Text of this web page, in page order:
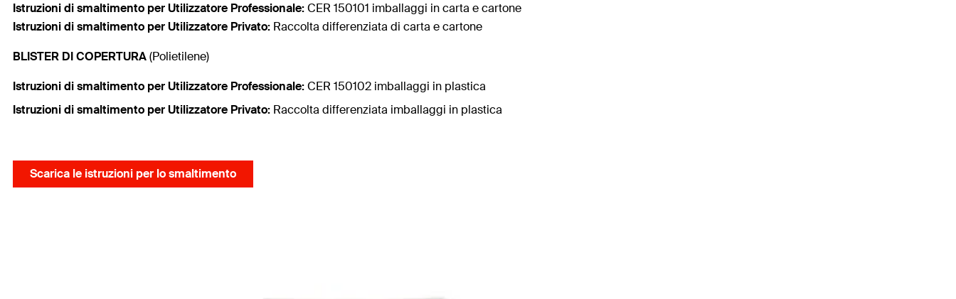
Istruzioni di smaltimento per Utilizzatore Professionale:CER 150101 imballaggi in carta e cartone
Istruzioni di smaltimento per Utilizzatore Privato: Raccolta differenziata di carta e cartone
BLISTER DI COPERTURA(Polietilene)
Istruzioni di smaltimento per Utilizzatore Professionale:CER 150102 imballaggi in plastica
Istruzioni di smaltimento per Utilizzatore Privato: Raccolta differenziata imballaggi in plastica
Scarica le istruzioni per lo smaltimento